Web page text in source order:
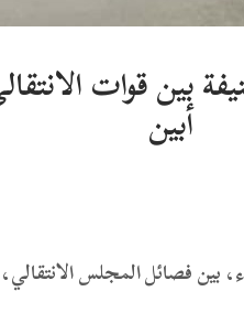
بين قوات
أبين
بين فصائل المجلس